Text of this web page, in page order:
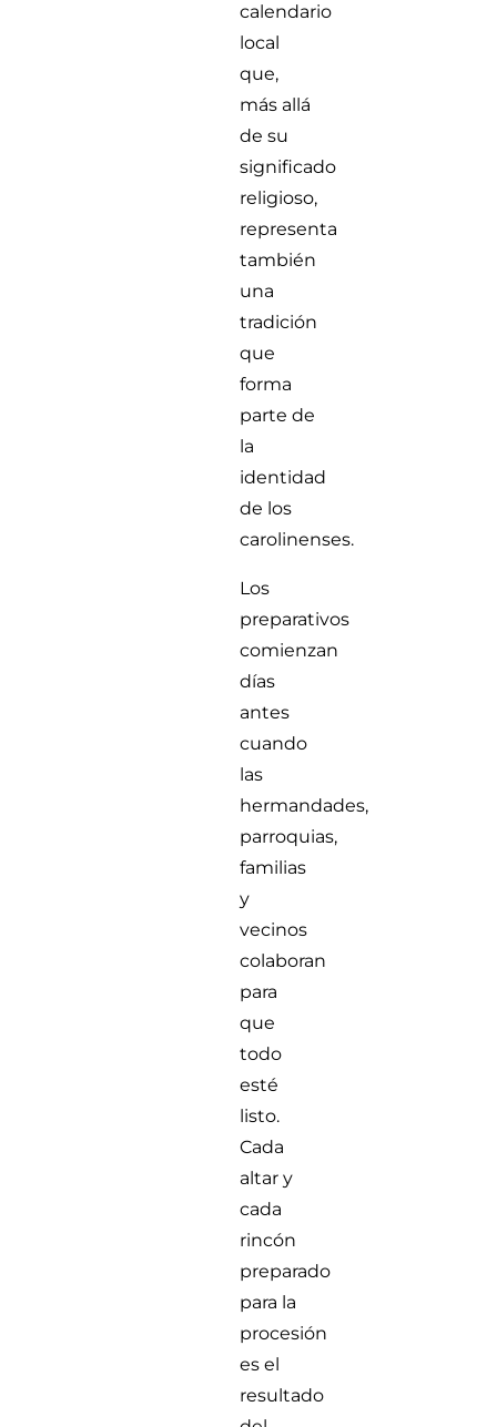
calendario
local
que,
más allá
de su
significado
religioso,
representa
también
una
tradición
que
forma
parte de
la
identidad
de los
carolinenses.
Los
preparativos
comienzan
días
antes
cuando
las
hermandades,
parroquias,
familias
y
vecinos
colaboran
para
que
todo
esté
listo.
Cada
altar y
cada
rincón
preparado
para la
procesión
es el
resultado